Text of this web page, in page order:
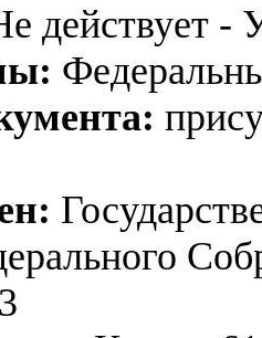
действует -